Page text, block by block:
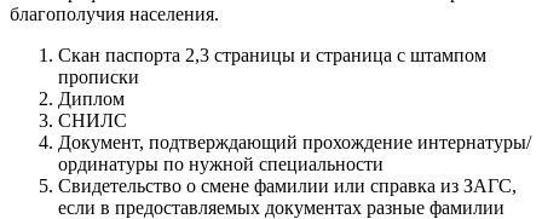
благополучия населения.
Скан паспорта 2,3 страницы и страница с штампом
прописки
Диплом
СНИЛС
Документ, подтверждающий прохождение интернатуры/
ординатуры по нужной специальности
Свидетельство о смене фамилии или справка из ЗАГС,
если в предоставляемых документах разные фамилии